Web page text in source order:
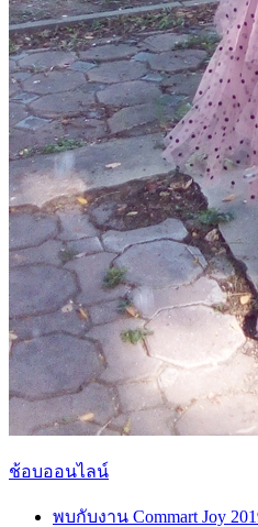
ช้อบออนไลน์
พบกับงาน Commart Joy